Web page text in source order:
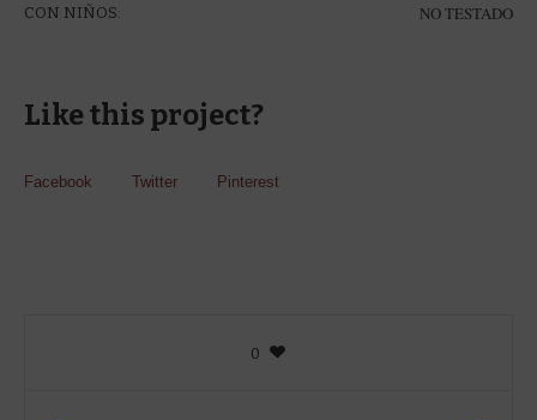
CON NIÑOS: NO TESTADO
Like this project?
Facebook Twitter Pinterest
0